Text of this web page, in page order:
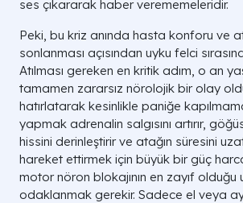
ses çıkararak haber verememeleridir.
Peki, bu kriz anında hasta konforu ve
sonlanması açısından uyku felci
Atılması gereken en kritik adım, o an
tamamen zararsız nörolojik bir olay
hatırlatarak kesinlikle paniğe
yapmak adrenalin salgısını artırır,
hissini derinleştirir ve atağın süresini
hareket ettirmek için büyük bir güç
motor nöron blokajının en zayıf
odaklanmak gerekir. Sadece el veya